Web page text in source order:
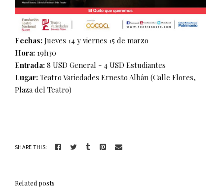
Fechas: Jueves 14 y viernes 15 de marzo
Hora: 19h30
Entrada: 8 USD General - 4 USD Estudiantes
Lugar: Teatro Variedades Ernesto Albán (Calle Flores,
Plaza del Teatro)
SHARE THIS:
Related posts